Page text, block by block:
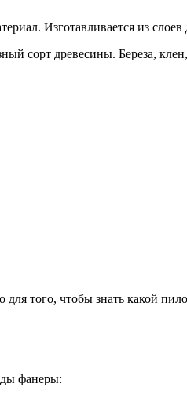
Изготавливается из слоев
сорт древесины. Береза,
того, чтобы знать какой
фанеры: